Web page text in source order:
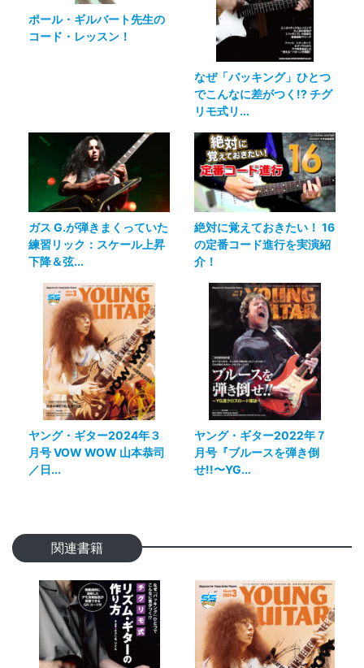
ポール・ギルバート先生の
コード・レッスン！
なぜ「バッキング」ひとつ
でこんなに差がつく!? チグ
リモ式リ...
ガス G.が弾きまくっていた
練習リック：スケール上昇
下降＆弦...
絶対に覚えておきたい！ 16
の定番コード進行を実演紹
介！
ヤング・ギター2024年３
月号 VOW WOW 山本恭司
／日...
ヤング・ギター2022年７
月号『ブルースを弾き倒
せ!!〜YG...
関連書籍